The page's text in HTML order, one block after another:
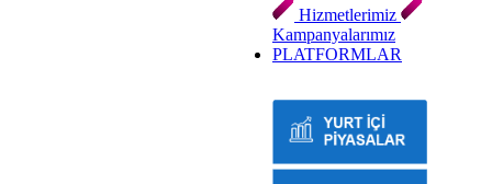
Hizmetlerimiz
Kampanyalarımız
PLATFORMLAR